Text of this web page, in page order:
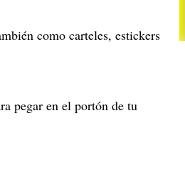
como carteles, estickers
pegar en el portón de tu